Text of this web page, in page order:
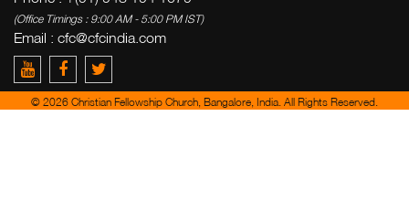
(Office Timings : 9:00 AM - 5:00 PM IST)
Email : cfc@cfcindia.com
© 2026 Christian Fellowship Church, Bangalore, India. All Rights Reserved.